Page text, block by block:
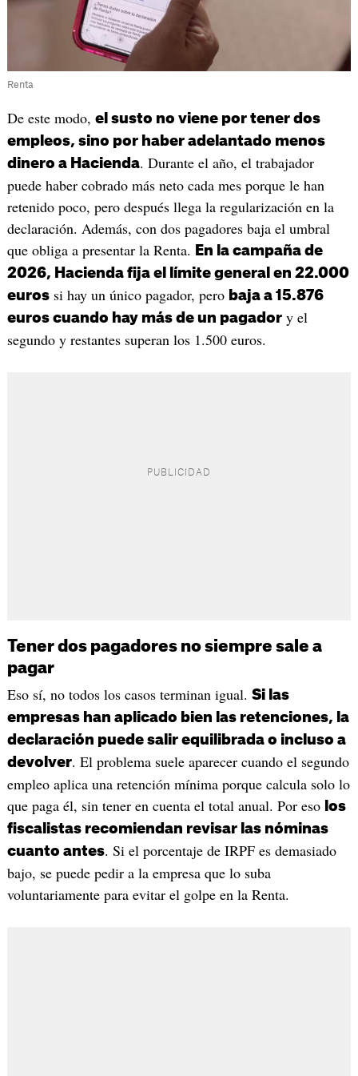
Renta
De este modo, el susto no viene por tener dos
empleos, sino por haber adelantado menos
dinero a Hacienda. Durante el año, el trabajador
puede haber cobrado más neto cada mes porque le han
retenido poco, pero después llega la regularización en la
declaración. Además, con dos pagadores baja el umbral
que obliga a presentar la Renta.
En la campaña de
2026, Hacienda fija el límite general en 22.000
eurossi hay un único pagador, pero baja a 15.876
euros cuando hay más de un pagadory el
segundo y restantes superan los 1.500 euros.
Tener dos pagadores no siempre sale a
pagar
Eso sí, no todos los casos terminan igual. Si las
empresas han aplicado bien las retenciones, la
declaración puede salir equilibrada o incluso a
devolver. El problema suele aparecer cuando el segundo
empleo aplica una retención mínima porque calcula solo lo
que paga él, sin tener en cuenta el total anual. Por eso los
fiscalistas recomiendan revisar las nóminas
cuanto antes. Si el porcentaje de IRPF es demasiado
bajo, se puede pedir a la empresa que lo suba
voluntariamente para evitar el golpe en la Renta.